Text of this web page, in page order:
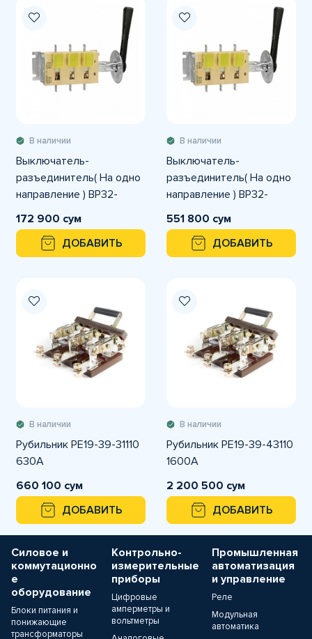
В наличии
Выключатель-
разъединитель( На одно
направление ) ВР32-
31В31250-32 100А
172 900 сум
ДОБАВИТЬ
В наличии
Выключатель-
разъединитель( На одно
направление ) ВР32-
31В31250-32 630А
551 800 сум
ДОБАВИТЬ
В наличии
Рубильник РЕ19-39-31110
630А
660 100 сум
ДОБАВИТЬ
В наличии
Рубильник РЕ19-39-43110
1600А
2 200 500 сум
ДОБАВИТЬ
Силовое и
коммутационно
е
оборудование
Блоки питания и
понижающие
трансформаторы
Контрольно-
измерительные
приборы
Цифровые
амперметры и
вольтметры
Промышленная
автоматизация
и управление
Реле
Модульная
автоматика